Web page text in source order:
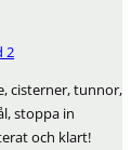
cisterner, tunnor,
stoppa in
och klart!